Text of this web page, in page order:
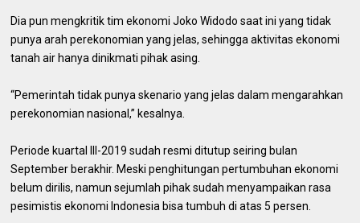
Dia pun mengkritik tim ekonomi Joko Widodo saat ini yang tidak
punya arah perekonomian yang jelas, sehingga aktivitas ekonomi
tanah air hanya dinikmati pihak asing.
“Pemerintah tidak punya skenario yang jelas dalam mengarahkan
perekonomian nasional,” kesalnya.
Periode kuartal III-2019 sudah resmi ditutup seiring bulan
September berakhir. Meski penghitungan pertumbuhan ekonomi
belum dirilis, namun sejumlah pihak sudah menyampaikan rasa
pesimistis ekonomi Indonesia bisa tumbuh di atas 5 persen.